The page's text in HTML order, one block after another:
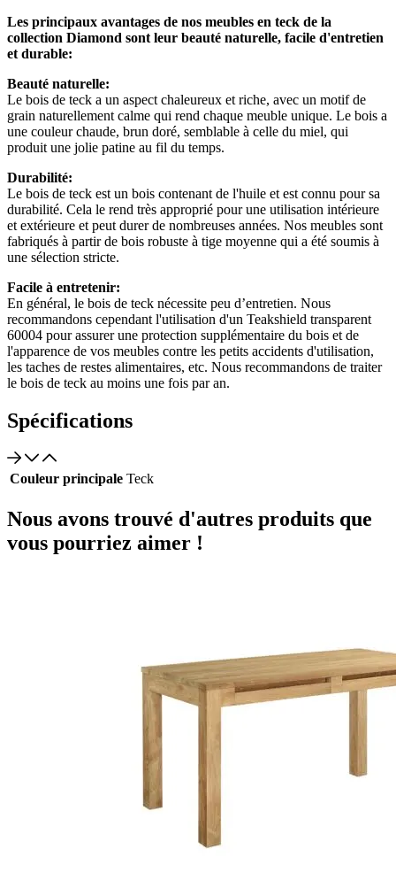
Les principaux avantages de nos meubles en teck de la
collection Diamond sont leur beauté naturelle, facile d'entretien
et durable:
Beauté naturelle:
Le bois de teck a un aspect chaleureux et riche, avec un motif de
grain naturellement calme qui rend chaque meuble unique. Le bois a
une couleur chaude, brun doré, semblable à celle du miel, qui
produit une jolie patine au fil du temps.
Durabilité:
Le bois de teck est un bois contenant de l'huile et est connu pour sa
durabilité. Cela le rend très approprié pour une utilisation intérieure
et extérieure et peut durer de nombreuses années. Nos meubles sont
fabriqués à partir de bois robuste à tige moyenne qui a été soumis à
une sélection stricte.
Facile à entretenir:
En général, le bois de teck nécessite peu d’entretien. Nous
recommandons cependant l'utilisation d'un Teakshield transparent
60004 pour assurer une protection supplémentaire du bois et de
l'apparence de vos meubles contre les petits accidents d'utilisation,
les taches de restes alimentaires, etc. Nous recommandons de traiter
le bois de teck au moins une fois par an.
Spécifications
Couleur principale Teck
Nous avons trouvé d'autres produits que
vous pourriez aimer !